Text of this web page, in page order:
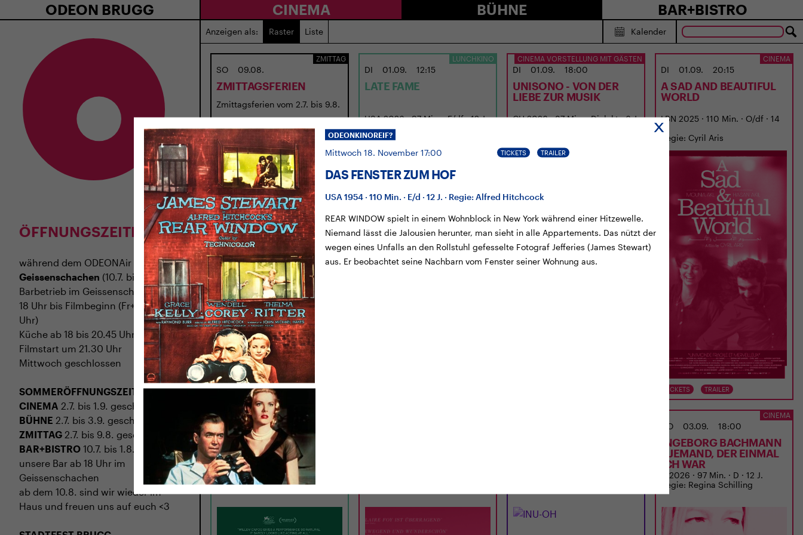
ODEON BRUGG CINEMA BÜHNE BAR+BISTRO
ÖFFNUNGSZEITEN
während dem ODEONAir im
Geissenschachen (10.7. bis 1.8.)
Barbetrieb im Geissenschachen ab
18 Uhr bis Filmbeginn (Fr+Sa bis 1
Uhr)
Küche ab 18 bis 20.45 Uhr
Filmstart um 21.30 Uhr
Mittwoch geschlossen
SOMMERÖFFNUNGSZEITEN
CINEMA 2.7. bis 1.9. geschlossen
BÜHNE 2.7. bis 3.9. geschlossen
ZMITTAG 2.7. bis 9.8. geschlossen
BAR+BISTRO 10.7. bis 1.8. findet ihr
unsere Bar ab 18 Uhr im
Geissenschachen
ab dem 10.8. sind wir wieder im
Haus und freuen uns auf euch <3
Anzeigen als: Raster Liste Kalender
ZMITTAG
SO 09.08.
ZMITTAGSFERIEN
Zmittagsferien vom 2.7. bis 9.8.
LUNCHKINO
DI 01.09. 12:15
LATE FAME
USA 2026 · 97 Min. · E/df · 12 J.
Regie: Kent Jones
CINEMA VORSTELLUNG MIT GÄSTEN
DI 01.09. 18:00
UNISONO - VON DER
LIEBE ZUR MUSIK
CH 2026 · 87 Min. · Dialekt · 6 J.
CINEMA
DI 01.09. 20:15
A SAD AND BEAUTIFUL
WORLD
LBN 2025 · 110 Min. · O/df · 14
J.
Regie: Cyril Aris
TICKETS TRAILER
LUNCHKINO
MI 02.09. 12:15
LATE FAME
USA 2026 · 97 Min. · E/df · 12 J.
Regie: Kent Jones
CINEMA
DO 03.09. 18:00
INGEBORG BACHMANN
– JEMAND, DER EINMAL
ICH WAR
D 2026 · 97 Min. · D · 12 J.
Regie: Regina Schilling
ODEONKINOREIF?
Mittwoch 18. November 17:00 TICKETS TRAILER
DAS FENSTER ZUM HOF
USA 1954 · 110 Min. · E/d · 12 J. · Regie: Alfred Hitchcock
REAR WINDOW spielt in einem Wohnblock in New York während einer Hitzewelle.
Niemand lässt die Jalousien herunter, man sieht in alle Appartements. Das nützt der
wegen eines Unfalls an den Rollstuhl gefesselte Fotograf Jefferies (James Stewart)
aus. Er beobachtet seine Nachbarn vom Fenster seiner Wohnung aus.